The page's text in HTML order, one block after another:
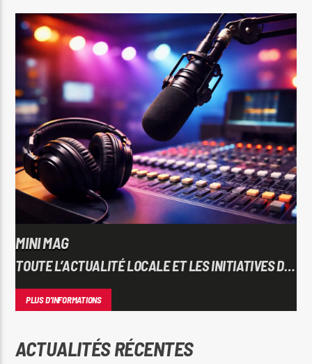
MINI MAG
TOUTE L’ACTUALITÉ LOCALE ET LES INITIATIVES DU
PLUS D'INFORMATIONS
ACTUALITÉS RÉCENTES